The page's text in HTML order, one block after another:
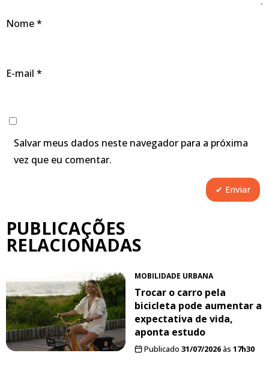
Nome*
E-mail *
Salvar meus dados neste navegador para a próxima
vez que eu comentar.
PUBLICAÇÕES
RELACIONADAS
MOBILIDADE URBANA
Trocar o carro pela
bicicleta pode aumentar a
expectativa de vida,
aponta estudo
Publicado 31/07/2026às 17h30